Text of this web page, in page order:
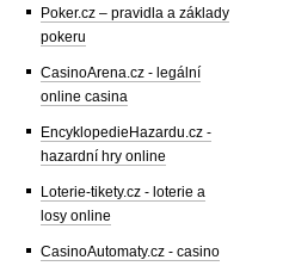
Poker.cz – pravidla a základy
pokeru
CasinoArena.cz - legální
online casina
EncyklopedieHazardu.cz -
hazardní hry online
Loterie-tikety.cz - loterie a
losy online
CasinoAutomaty.cz - casino